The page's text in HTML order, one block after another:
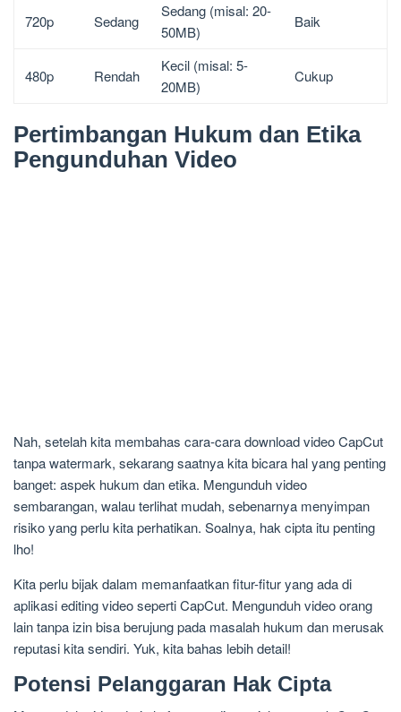
720p Sedang
Sedang (misal: 20-
50MB)
Baik
480p Rendah
Kecil (misal: 5-
20MB)
Cukup
Pertimbangan Hukum dan Etika
Pengunduhan Video
Nah, setelah kita membahas cara-cara download video CapCut
tanpa watermark, sekarang saatnya kita bicara hal yang penting
banget: aspek hukum dan etika. Mengunduh video
sembarangan, walau terlihat mudah, sebenarnya menyimpan
risiko yang perlu kita perhatikan. Soalnya, hak cipta itu penting
lho!
Kita perlu bijak dalam memanfaatkan fitur-fitur yang ada di
aplikasi editing video seperti CapCut. Mengunduh video orang
lain tanpa izin bisa berujung pada masalah hukum dan merusak
reputasi kita sendiri. Yuk, kita bahas lebih detail!
Potensi Pelanggaran Hak Cipta